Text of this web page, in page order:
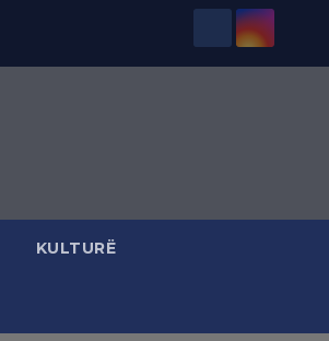
KULTURË